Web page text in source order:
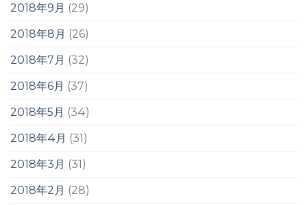
2018年9月 (29)
2018年8月 (26)
2018年7月 (32)
2018年6月 (37)
2018年5月 (34)
2018年4月 (31)
2018年3月 (31)
2018年2月 (28)